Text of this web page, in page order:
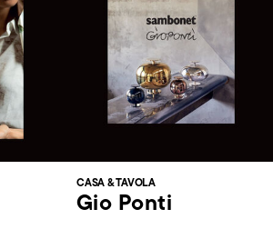
CASA & TAVOLA
Gio Ponti